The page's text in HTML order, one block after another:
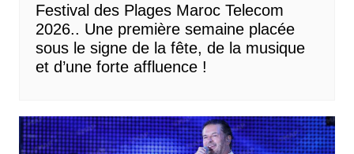
Festival des Plages Maroc Telecom
2026.. Une première semaine placée
sous le signe de la fête, de la musique
et d’une forte affluence !